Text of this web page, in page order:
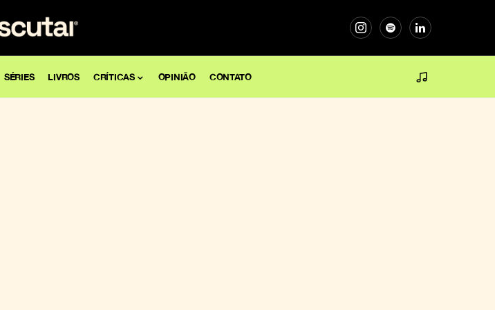
SÉRIES LIVROS CRÍTICAS OPINIÃO CONTATO